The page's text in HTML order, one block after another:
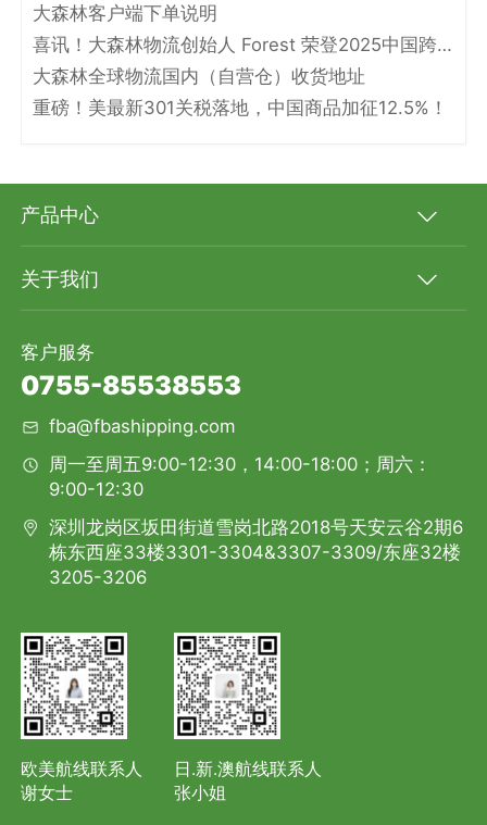
大森林客户端下单说明
喜讯！大森林物流创始人 Forest 荣登2025中国跨境电商物流名人堂！
大森林全球物流国内（自营仓）收货地址
重磅！美最新301关税落地，中国商品加征12.5%！
产品中心
关于我们
客户服务
0755-85538553
fba@fbashipping.com
周一至周五9:00-12:30，14:00-18:00；周六：
9:00-12:30
深圳龙岗区坂田街道雪岗北路2018号天安云谷2期6
栋东西座33楼3301-3304&3307-3309/东座32楼
3205-3206
欧美航线联系人
谢女士
日.新.澳航线联系人
张小姐